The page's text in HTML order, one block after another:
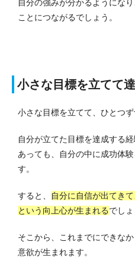
自分の強みが分かるようにな
ことにつながるでしょう。
小さな目標を立てて
小さな目標を立てて、ひとつ
自分が立てた目標を達成する
あっても、自分の中に成功体
す。
すると、
自分に自信が出てき
という向上心が生まれるでしょ
そこから、これまでにできな
意欲が生まれます。